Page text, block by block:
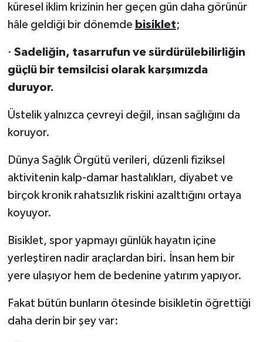
küresel iklim krizinin her geçen gün daha görünür
hâle geldiği bir dönemde bisiklet;
· Sadeliğin, tasarrufun ve sürdürülebilirliğin
güçlü bir temsilcisi olarak karşımızda
duruyor.
Üstelik yalnızca çevreyi değil, insan sağlığını da
koruyor.
Dünya Sağlık Örgütü verileri, düzenli fiziksel
aktivitenin kalp-damar hastalıkları, diyabet ve
birçok kronik rahatsızlık riskini azalttığını ortaya
koyuyor.
Bisiklet, spor yapmayı günlük hayatın içine
yerleştiren nadir araçlardan biri. İnsan hem bir
yere ulaşıyor hem de bedenine yatırım yapıyor.
Fakat bütün bunların ötesinde bisikletin öğrettiği
daha derin bir şey var: